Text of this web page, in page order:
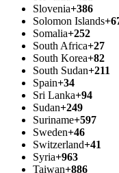
Slovenia+386
Solomon Islands
Somalia+252
South Africa+27
South Korea+82
South Sudan+211
Spain+34
Sri Lanka+94
Sudan+249
Suriname+597
Sweden+46
Switzerland+41
Syria+963
Taiwan+886